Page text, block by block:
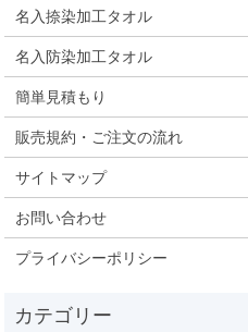
名入捺染加工タオル
名入防染加工タオル
簡単見積もり
販売規約・ご注文の流れ
サイトマップ
お問い合わせ
プライバシーポリシー